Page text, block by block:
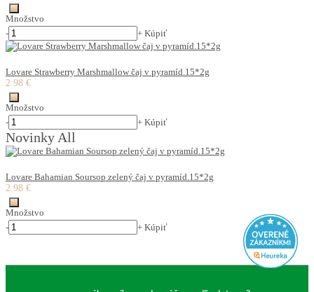
Množstvo
-
+ Kúpiť
Lovare Strawberry Marshmallow čaj v pyramíd.15*2g
2.98 €
Množstvo
-
+ Kúpiť
Novinky All
Lovare Bahamian Soursop zelený čaj v pyramíd.15*2g
2.98 €
Množstvo
-
+ Kúpiť